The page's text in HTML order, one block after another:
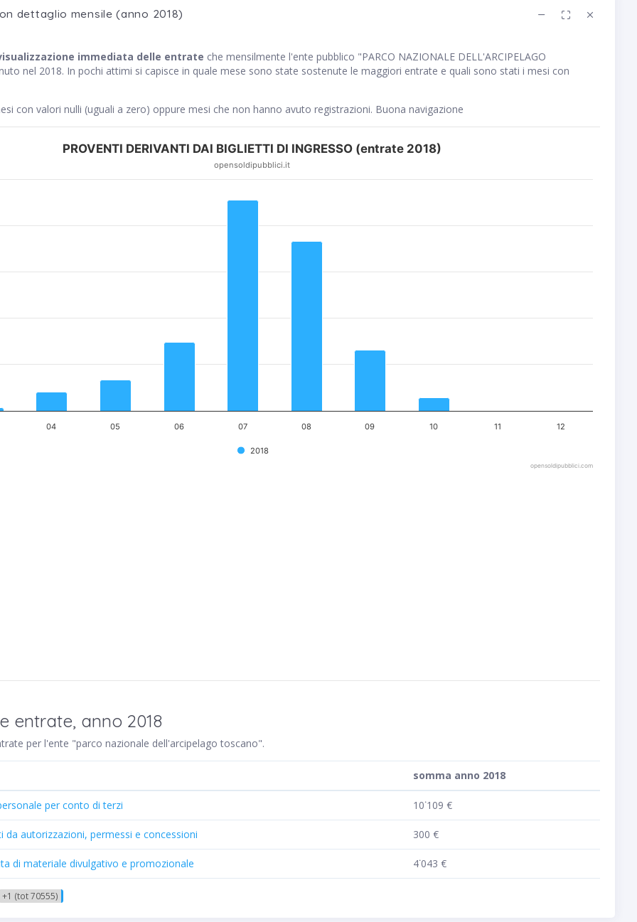
dettaglio mensile (anno 2018)
immediata delle entrate che mensilmente l'ente pubblico "PARCO NAZIONALE DELL'ARCIPELAGO
nel 2018. In pochi attimi si capisce in quale mese sono state sostenute le maggiori entrate e quali sono stati i mesi con
con valori nulli (uguali a zero) oppure mesi che non hanno avuto registrazioni. Buona navigazione
PROVENTI DERIVANTI DAI BIGLIETTI DI INGRESSO (entrate 2018)
opensoldipubblici.it
2018
04 05 06 07 08 09 10 11 12
opensoldipubblici.com
entrate, anno 2018
per l'ente "parco nazionale dell'arcipelago toscano".
somma anno 2018
per conto di terzi 10˙109 €
da autorizzazioni, permessi e concessioni 300 €
di materiale divulgativo e promozionale 4˙043 €
+1 (tot 70555)